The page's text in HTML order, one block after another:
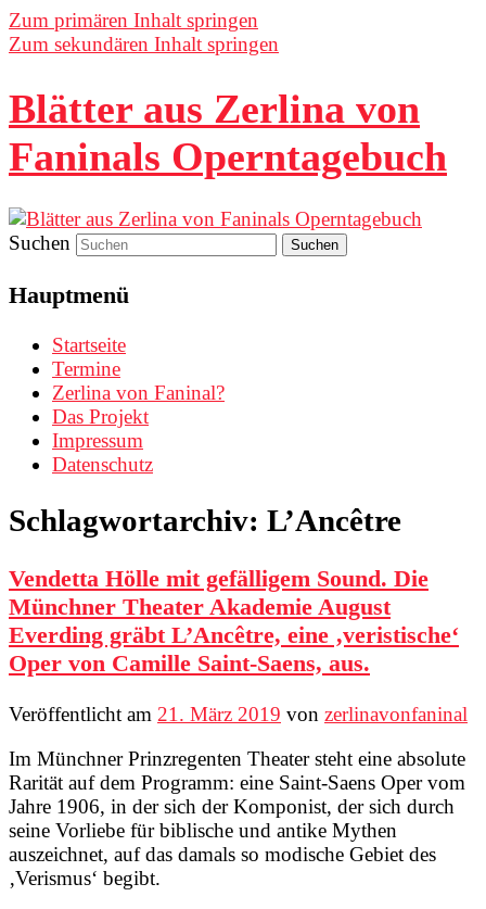
Zum primären Inhalt springen
Zum sekundären Inhalt springen
Blätter aus Zerlina von
Faninals Operntagebuch
Suchen
Hauptmenü
Startseite
Termine
Zerlina von Faninal?
Das Projekt
Impressum
Datenschutz
Schlagwortarchiv: L’Ancêtre
Vendetta Hölle mit gefälligem Sound. Die
Münchner Theater Akademie August
Everding gräbt L’Ancêtre, eine ‚veristische‘
Oper von Camille Saint-Saens, aus.
Veröffentlicht am 21. März 2019 von zerlinavonfaninal
Im Münchner Prinzregenten Theater steht eine absolute
Rarität auf dem Programm: eine Saint-Saens Oper vom
Jahre 1906, in der sich der Komponist, der sich durch
seine Vorliebe für biblische und antike Mythen
auszeichnet, auf das damals so modische Gebiet des
‚Verismus‘ begibt.